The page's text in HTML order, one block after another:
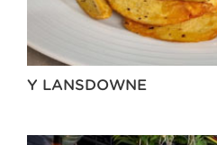
Y LANSDOWNE